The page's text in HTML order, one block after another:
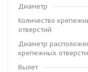
Диаметр
Количество
отверстий
Диаметр
крепежных
Вылет